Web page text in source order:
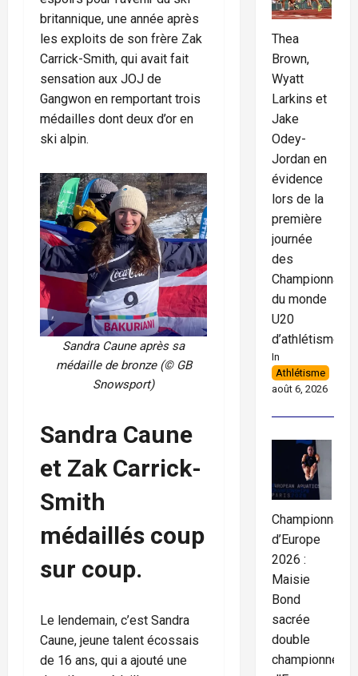
britannique, une année après
les exploits de son frère Zak
Carrick-Smith, qui avait fait
sensation aux JOJ de
Gangwon en remportant trois
médailles dont deux d’or en
ski alpin.
Sandra Caune après sa
médaille de bronze (© GB
Snowsport)
Sandra Caune
et Zak Carrick-
Smith
médaillés coup
sur coup.
Le lendemain, c’est Sandra
Caune, jeune talent écossais
de 16 ans, qui a ajouté une
Thea
Brown,
Wyatt
Larkins et
Jake
Odey-
Jordan en
évidence
lors de la
première
journée
des
Championnats
du monde
U20
d’athlétisme
In
Athlétisme
août 6, 2026
Championnats
d’Europe
2026 :
Maisie
Bond
sacrée
double
championne